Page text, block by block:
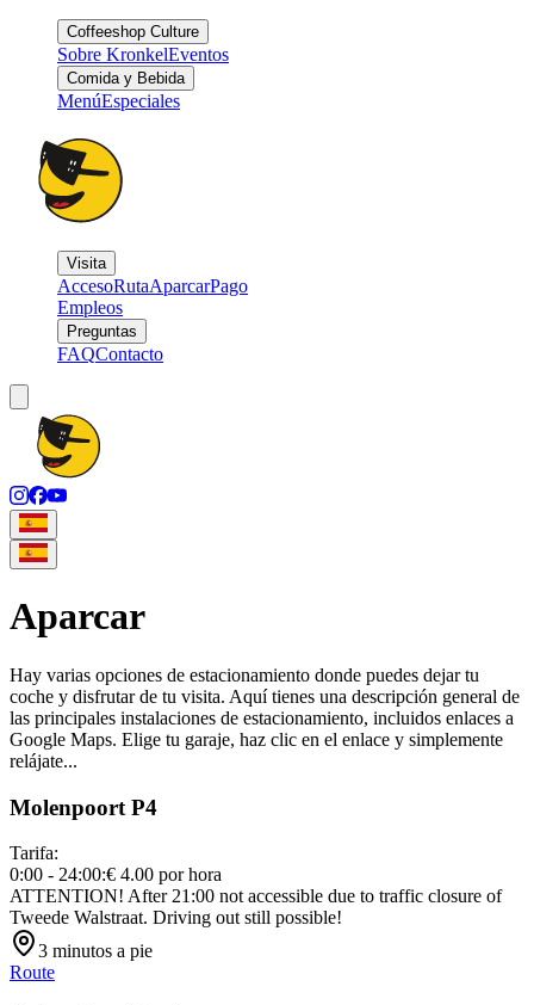
Coffeeshop Culture
Sobre KronkelEventos
Comida y Bebida
MenúEspeciales
Visita
AccesoRutaAparcarPago
Empleos
Preguntas
FAQContacto
Aparcar
Hay varias opciones de estacionamiento donde puedes dejar tu
coche y disfrutar de tu visita. Aquí tienes una descripción general de
las principales instalaciones de estacionamiento, incluidos enlaces a
Google Maps. Elige tu garaje, haz clic en el enlace y simplemente
relájate...
Molenpoort P4
Tarifa:
0:00 - 24:00:€ 4.00 por hora
ATTENTION! After 21:00 not accessible due to traffic closure of
Tweede Walstraat. Driving out still possible!
3 minutos a pie
Route